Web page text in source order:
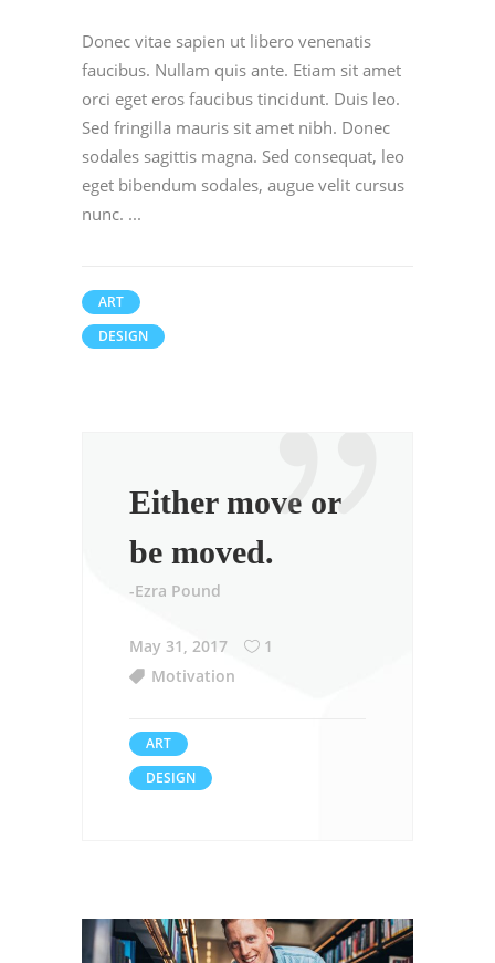
Donec vitae sapien ut libero venenatis
faucibus. Nullam quis ante. Etiam sit amet
orci eget eros faucibus tincidunt. Duis leo.
Sed fringilla mauris sit amet nibh. Donec
sodales sagittis magna. Sed consequat, leo
eget bibendum sodales, augue velit cursus
nunc.
ART
DESIGN
Either move or
be moved.
-Ezra Pound
May 31, 2017
1
Motivation
ART
DESIGN